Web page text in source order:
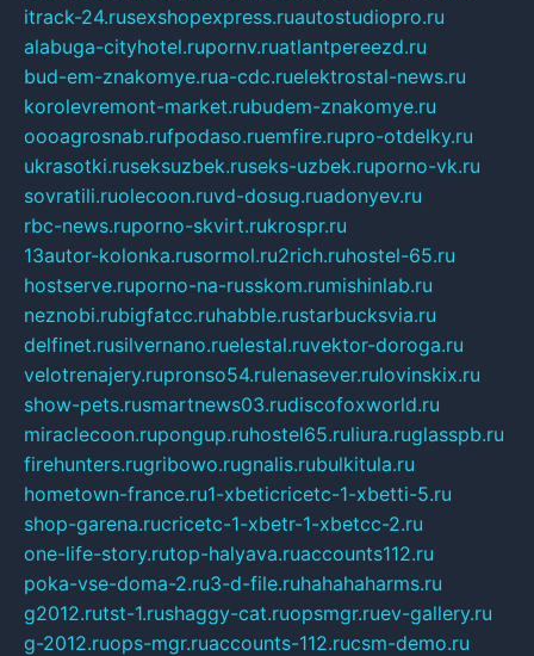
itrack-24.rusexshopexpress.ruautostudiopro.ru
alabuga-cityhotel.rupornv.ruatlantpereezd.ru
bud-em-znakomye.rua-cdc.ruelektrostal-news.ru
korolevremont-market.rubudem-znakomye.ru
oooagrosnab.rufpodaso.ruemfire.rupro-otdelky.ru
ukrasotki.ruseksuzbek.ruseks-uzbek.ruporno-vk.ru
sovratili.ruolecoon.ruvd-dosug.ruadonyev.ru
rbc-news.ruporno-skvirt.rukrospr.ru
13autor-kolonka.rusormol.ru2rich.ruhostel-65.ru
hostserve.ruporno-na-russkom.rumishinlab.ru
neznobi.rubigfatcc.ruhabble.rustarbucksvia.ru
delfinet.rusilvernano.ruelestal.ruvektor-doroga.ru
velotrenajery.rupronso54.rulenasever.rulovinskix.ru
show-pets.rusmartnews03.rudiscofoxworld.ru
miraclecoon.rupongup.ruhostel65.ruliura.ruglasspb.ru
firehunters.rugribowo.rugnalis.rubulkitula.ru
hometown-france.ru1-xbeticricetc-1-xbetti-5.ru
shop-garena.rucricetc-1-xbetr-1-xbetcc-2.ru
one-life-story.rutop-halyava.ruaccounts112.ru
poka-vse-doma-2.ru3-d-file.ruhahahaharms.ru
g2012.rutst-1.rushaggy-cat.ruopsmgr.ruev-gallery.ru
g-2012.ruops-mgr.ruaccounts-112.rucsm-demo.ru